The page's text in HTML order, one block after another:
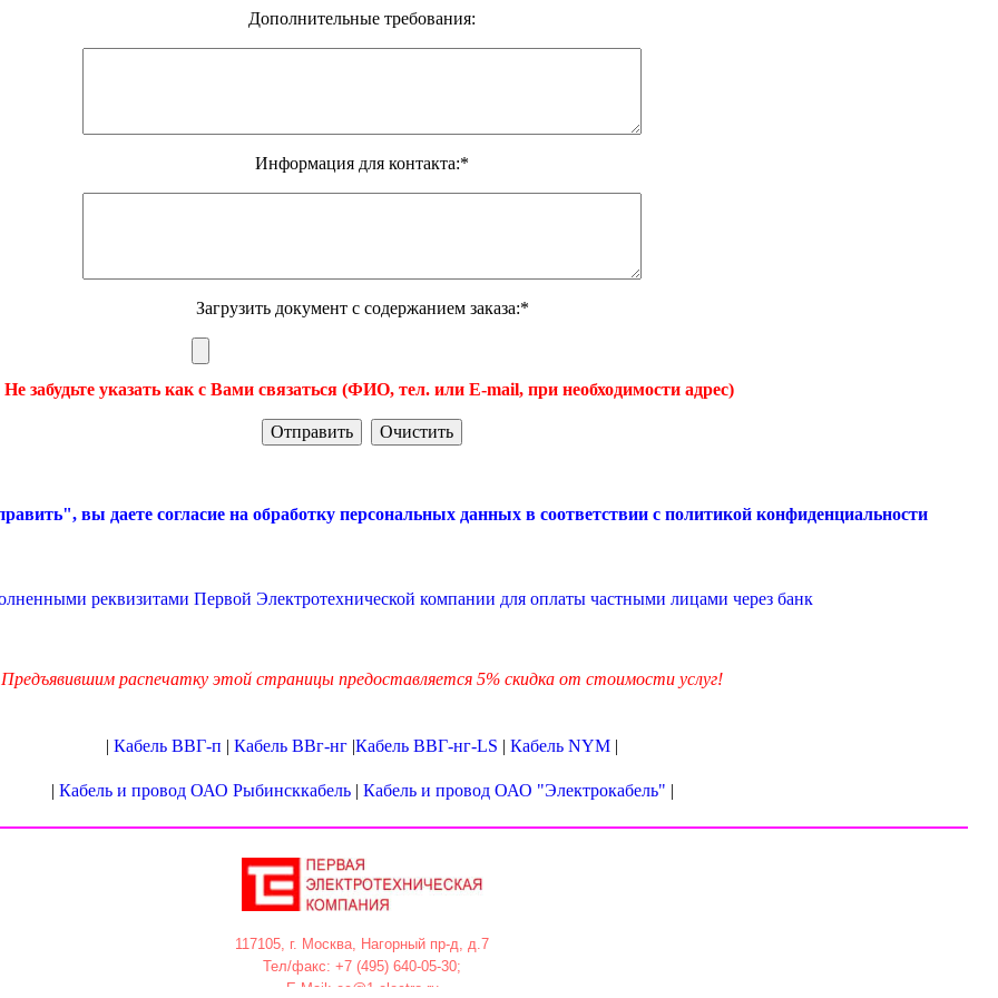
Дополнительные требования:
Информация для контакта:*
Загрузить документ с содержанием заказа:*
забудьте указать как с Вами связаться (ФИО, тел. или E-mail, при необходимости адрес)
вы даете согласие на обработку персональных данных в соответствии сполитикой конфиденциальности
реквизитами Первой Электротехнической компании для оплаты частными лицами через банк
Предъявившим распечатку этой страницы предоставляется 5% скидка от стоимости услуг!
|Кабель ВВГ-п |Кабель ВВг-нг |Кабель ВВГ-нг-LS |Кабель NYM |
| Кабель и провод ОАО Рыбинсккабель| Кабель и провод ОАО "Электрокабель" |
117105, г. Москва, Нагорный пр-д, д.7
Тел/факс: +7 (495) 640-05-30;
E-Mail: ec@1-electro.ru